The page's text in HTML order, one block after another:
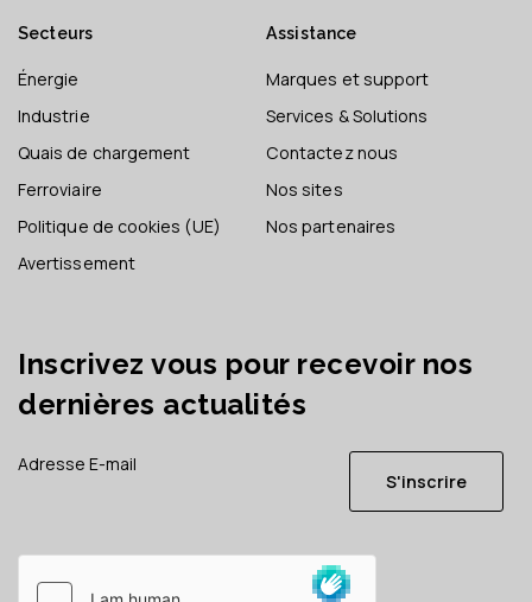
Secteurs
Énergie
Industrie
Quais de chargement
Ferroviaire
Politique de cookies (UE)
Avertissement
Assistance
Marques et support
Services & Solutions
Contactez nous
Nos sites
Nos partenaires
Inscrivez vous pour recevoir nos
dernières actualités
S'inscrire